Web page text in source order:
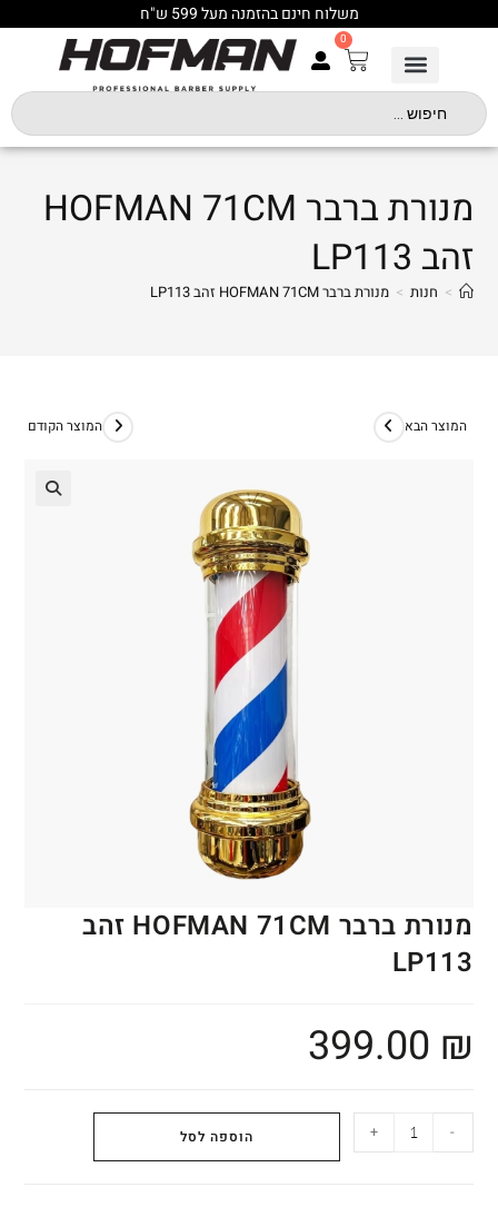
משלוח חינם בהזמנה מעל 599 ש"ח
0
מנורת ברבר HOFMAN 71CM
זהב LP113
> חנות > מנורת ברבר HOFMAN 71CM זהב LP113
המוצר הקודם המוצר הבא
מנורת ברבר HOFMAN 71CM זהב
LP113
399.00 ₪
-
+ הוספה לסל